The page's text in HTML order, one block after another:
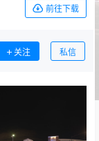
前往下载
关注 私信